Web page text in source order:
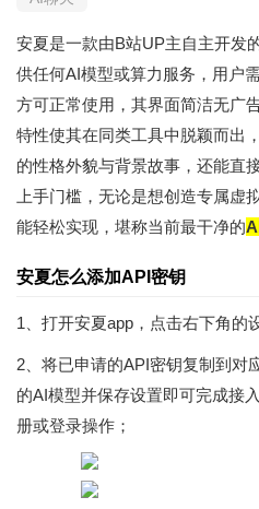
安夏是一款由B站UP主自主开发
供任何AI模型或算力服务，用户
方可正常使用，其界面简洁无广
特性使其在同类工具中脱颖而出
的性格外貌与背景故事，还能直
上手门槛，无论是想创造专属虚
能轻松实现，堪称当前最干净的
安夏怎么添加API密钥
1、打开安夏app，点击右下角的
2、将已申请的API密钥复制到对
的AI模型并保存设置即可完成接
册或登录操作；